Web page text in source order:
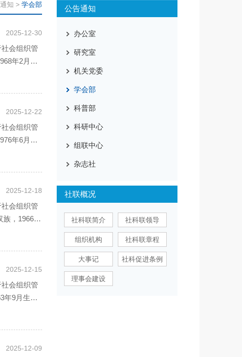
知 > 学会部
2025-12-30
会组织管
年2月
2025-12-22
会组织管
年6月
2025-12-18
会组织管
，1966年
2025-12-15
会组织管
年9月生，
2025-12-09
公告通知
办公室
研究室
机关党委
学会部
科普部
科研中心
组联中心
杂志社
社联概况
社科联简介 社科联领导
组织机构 社科联章程
大事记 社科促进条例
理事会建设